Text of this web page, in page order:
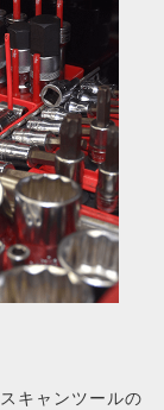
キャンツールの